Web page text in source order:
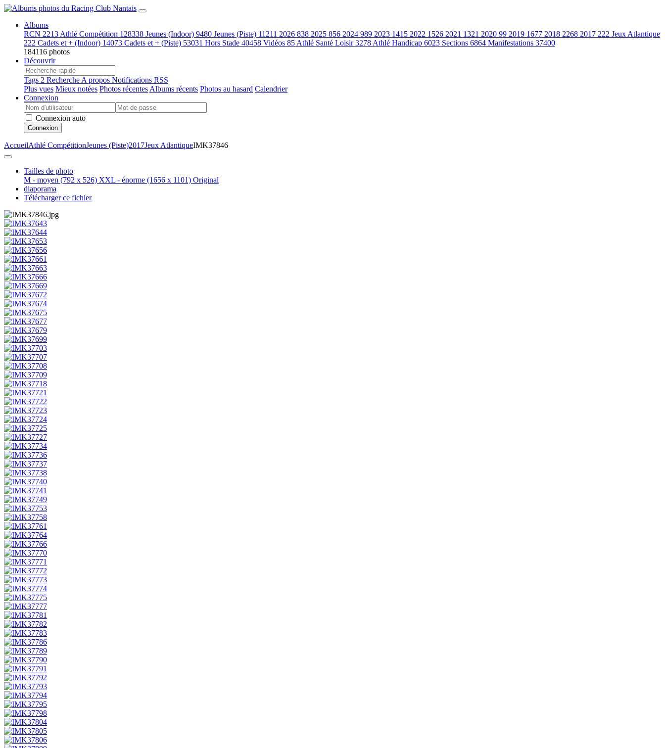
Albums
RCN 2213 Athlé Compétition 128338 Jeunes (Indoor) 9480 Jeunes (Piste) 11211 2026 838 2025 856 2024 989 2023 1415 2022 1526 2021 1321 2020 99 2019 1677 2018 2268 2017 222 Jeux Atlantique
222 Cadets et + (Indoor) 14073 Cadets et + (Piste) 53031 Hors Stade 40458 Vidéos 85 Athlé Santé Loisir3278 Athlé Handicap 6023 Sections 6864 Manifestations 37400
184116 photos
Découvrir
Tags 2 Recherche A propos Notifications RSS
Plus vues Mieux notées Photos récentes Albums récents Photos au hasard Calendrier
Connexion
Connexion auto
Connexion
AccueilAthlé CompétitionJeunes (Piste)2017Jeux AtlantiqueIMK37846
Tailles de photo
M - moyen (792 x 526) XXL - énorme (1656 x 1101) Original
diaporama
Télécharger ce fichier